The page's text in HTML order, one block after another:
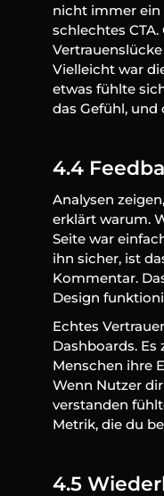
nicht immer ein
schlechtes
Vielleicht war
etwas fühlte
das Gefühl, und
4.4
Analysen
erklärt warum.
Seite war
ihn sicher, ist
Kommentar.
Design
Echtes
Dashboards.
Menschen ihre
Wenn Nutzer
verstanden
Metrik, die du
4.5